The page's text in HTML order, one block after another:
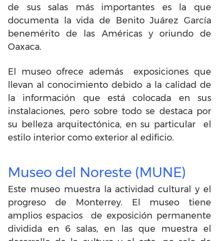
de sus salas más importantes es la que
documenta la vida de Benito Juárez García
benemérito de las Américas y oriundo de
Oaxaca.
El museo ofrece además exposiciones que
llevan al conocimiento debido a la calidad de
la información que está colocada en sus
instalaciones, pero sobre todo se destaca por
su belleza arquitectónica, en su particular el
estilo interior como exterior al edificio.
Museo del Noreste (MUNE)
Este museo muestra la actividad cultural y el
progreso de Monterrey. El museo tiene
amplios espacios de exposición permanente
dividida en 6 salas, en las que muestra el